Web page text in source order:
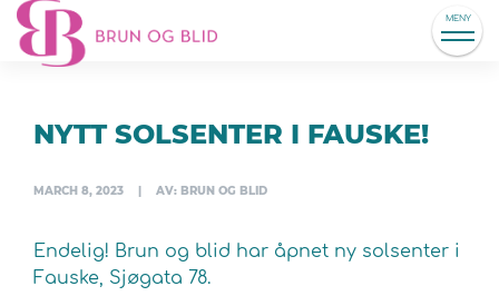
MENY
NYTT SOLSENTER I FAUSKE!
MARCH 8, 2023 | AV: BRUN OG BLID
Endelig! Brun og blid har åpnet ny solsenter i
Fauske, Sjøgata 78.